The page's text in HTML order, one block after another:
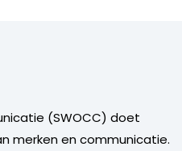
(SWOCC) doet
merken en communicatie.